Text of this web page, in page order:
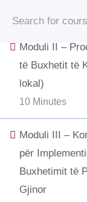
Moduli II –
të Buxhetit të
lokal)
10 Minutes
Moduli III –
për
Buxhetimit të
Gjinor
© 2025 •
The
“Support to
the Grand
LuxDev, the